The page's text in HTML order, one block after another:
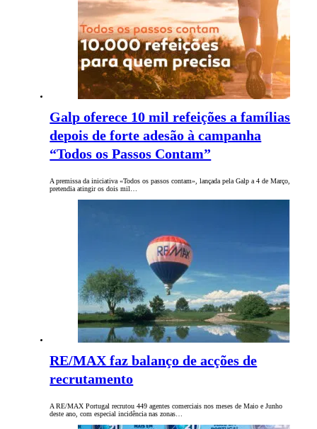
Galp oferece 10 mil refeições a famílias
depois de forte adesão à campanha
“Todos os Passos Contam”
A premissa da iniciativa «Todos os passos contam», lançada pela Galp a 4 de Março,
pretendia atingir os dois mil…
RE/MAX faz balanço de acções de
recrutamento
A RE/MAX Portugal recrutou 449 agentes comerciais nos meses de Maio e Junho
deste ano, com especial incidência nas zonas…